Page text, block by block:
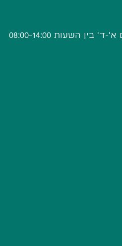
השעות 08:00-14:00